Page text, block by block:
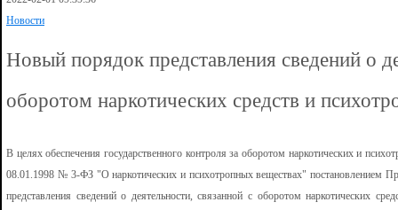
Новости
Новый порядок представления сведений о
оборотом наркотических средств и
В целях обеспечения государственного контроля за оборотом наркотических и
08.01.1998 № 3-ФЗ "О наркотических и психотропных веществах" постановлением
представления сведений о деятельности, связанной с оборотом наркотических